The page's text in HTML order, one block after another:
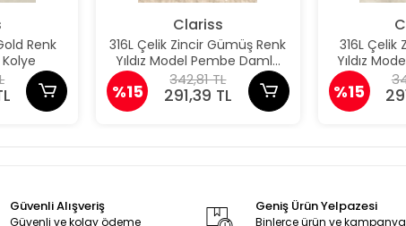
Renk
Clariss
316L Çelik Zincir Gümüş Renk
Yıldız Model Pembe Damla
Taş Model Kolye
%15
342,81 TL
291,39 TL
316L Çelik
Yıldız
Taş
%15
Güvenli Alışveriş
Güvenli ve kolay ödeme
Geniş Ürün Yelpazesi
Binlerce ürün ve kampanya